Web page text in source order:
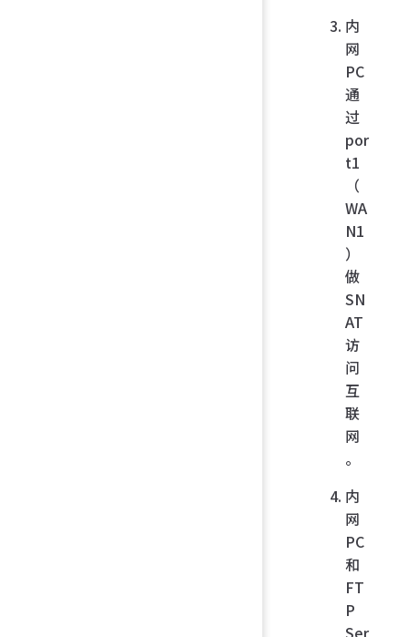
内
网
PC
通
过
por
t1
（
WA
N1
）
做
SN
AT
访
问
互
联
网
。
内
网
PC
和
FT
P
Ser